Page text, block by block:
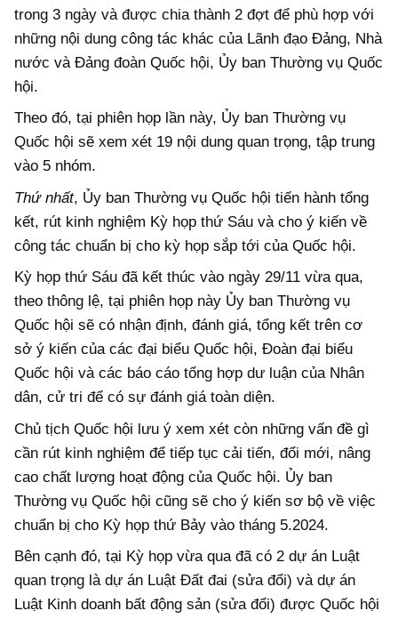
trong 3 ngày và được chia thành 2 đợt để phù hợp với
những nội dung công tác khác của Lãnh đạo Đảng, Nhà
nước và Đảng đoàn Quốc hội, Ủy ban Thường vụ Quốc
hội.
Theo đó, tại phiên họp lần này, Ủy ban Thường vụ
Quốc hội sẽ xem xét 19 nội dung quan trọng, tập trung
vào 5 nhóm.
Thứ nhất, Ủy ban Thường vụ Quốc hội tiến hành tổng
kết, rút kinh nghiệm Kỳ họp thứ Sáu và cho ý kiến về
công tác chuẩn bị cho kỳ họp sắp tới của Quốc hội.
Kỳ họp thứ Sáu đã kết thúc vào ngày 29/11 vừa qua,
theo thông lệ, tại phiên họp này Ủy ban Thường vụ
Quốc hội sẽ có nhận định, đánh giá, tổng kết trên cơ
sở ý kiến của các đại biểu Quốc hội, Đoàn đại biểu
Quốc hội và các báo cáo tổng hợp dư luận của Nhân
dân, cử tri để có sự đánh giá toàn diện.
Chủ tịch Quốc hội lưu ý xem xét còn những vấn đề gì
cần rút kinh nghiệm để tiếp tục cải tiến, đổi mới, nâng
cao chất lượng hoạt động của Quốc hội. Ủy ban
Thường vụ Quốc hội cũng sẽ cho ý kiến sơ bộ về việc
chuẩn bị cho Kỳ họp thứ Bảy vào tháng 5.2024.
Bên cạnh đó, tại Kỳ họp vừa qua đã có 2 dự án Luật
quan trọng là dự án Luật Đất đai (sửa đổi) và dự án
Luật Kinh doanh bất động sản (sửa đổi) được Quốc hội